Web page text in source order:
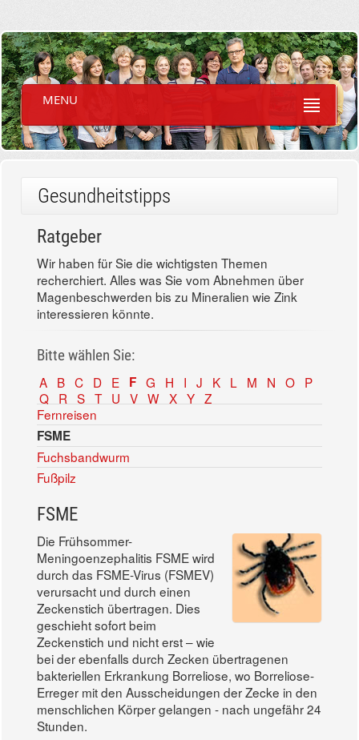
MENU
Gesundheitstipps
Ratgeber
Wir haben für Sie die wichtigsten Themen
recherchiert. Alles was Sie vom Abnehmen über
Magenbeschwerden bis zu Mineralien wie Zink
interessieren könnte.
Bitte wählen Sie:
A B C D E F G H I J K L M N O P
Q R S T U V W X Y Z
Fernreisen
FSME
Fuchsbandwurm
Fußpilz
FSME
Die Frühsommer-
Meningoenzephalitis FSME wird
durch das FSME-Virus (FSMEV)
verursacht und durch einen
Zeckenstich übertragen. Dies
geschieht sofort beim
Zeckenstich und nicht erst – wie
bei der ebenfalls durch Zecken übertragenen
bakteriellen Erkrankung Borreliose, wo Borreliose-
Erreger mit den Ausscheidungen der Zecke in den
menschlichen Körper gelangen - nach ungefähr 24
Stunden.